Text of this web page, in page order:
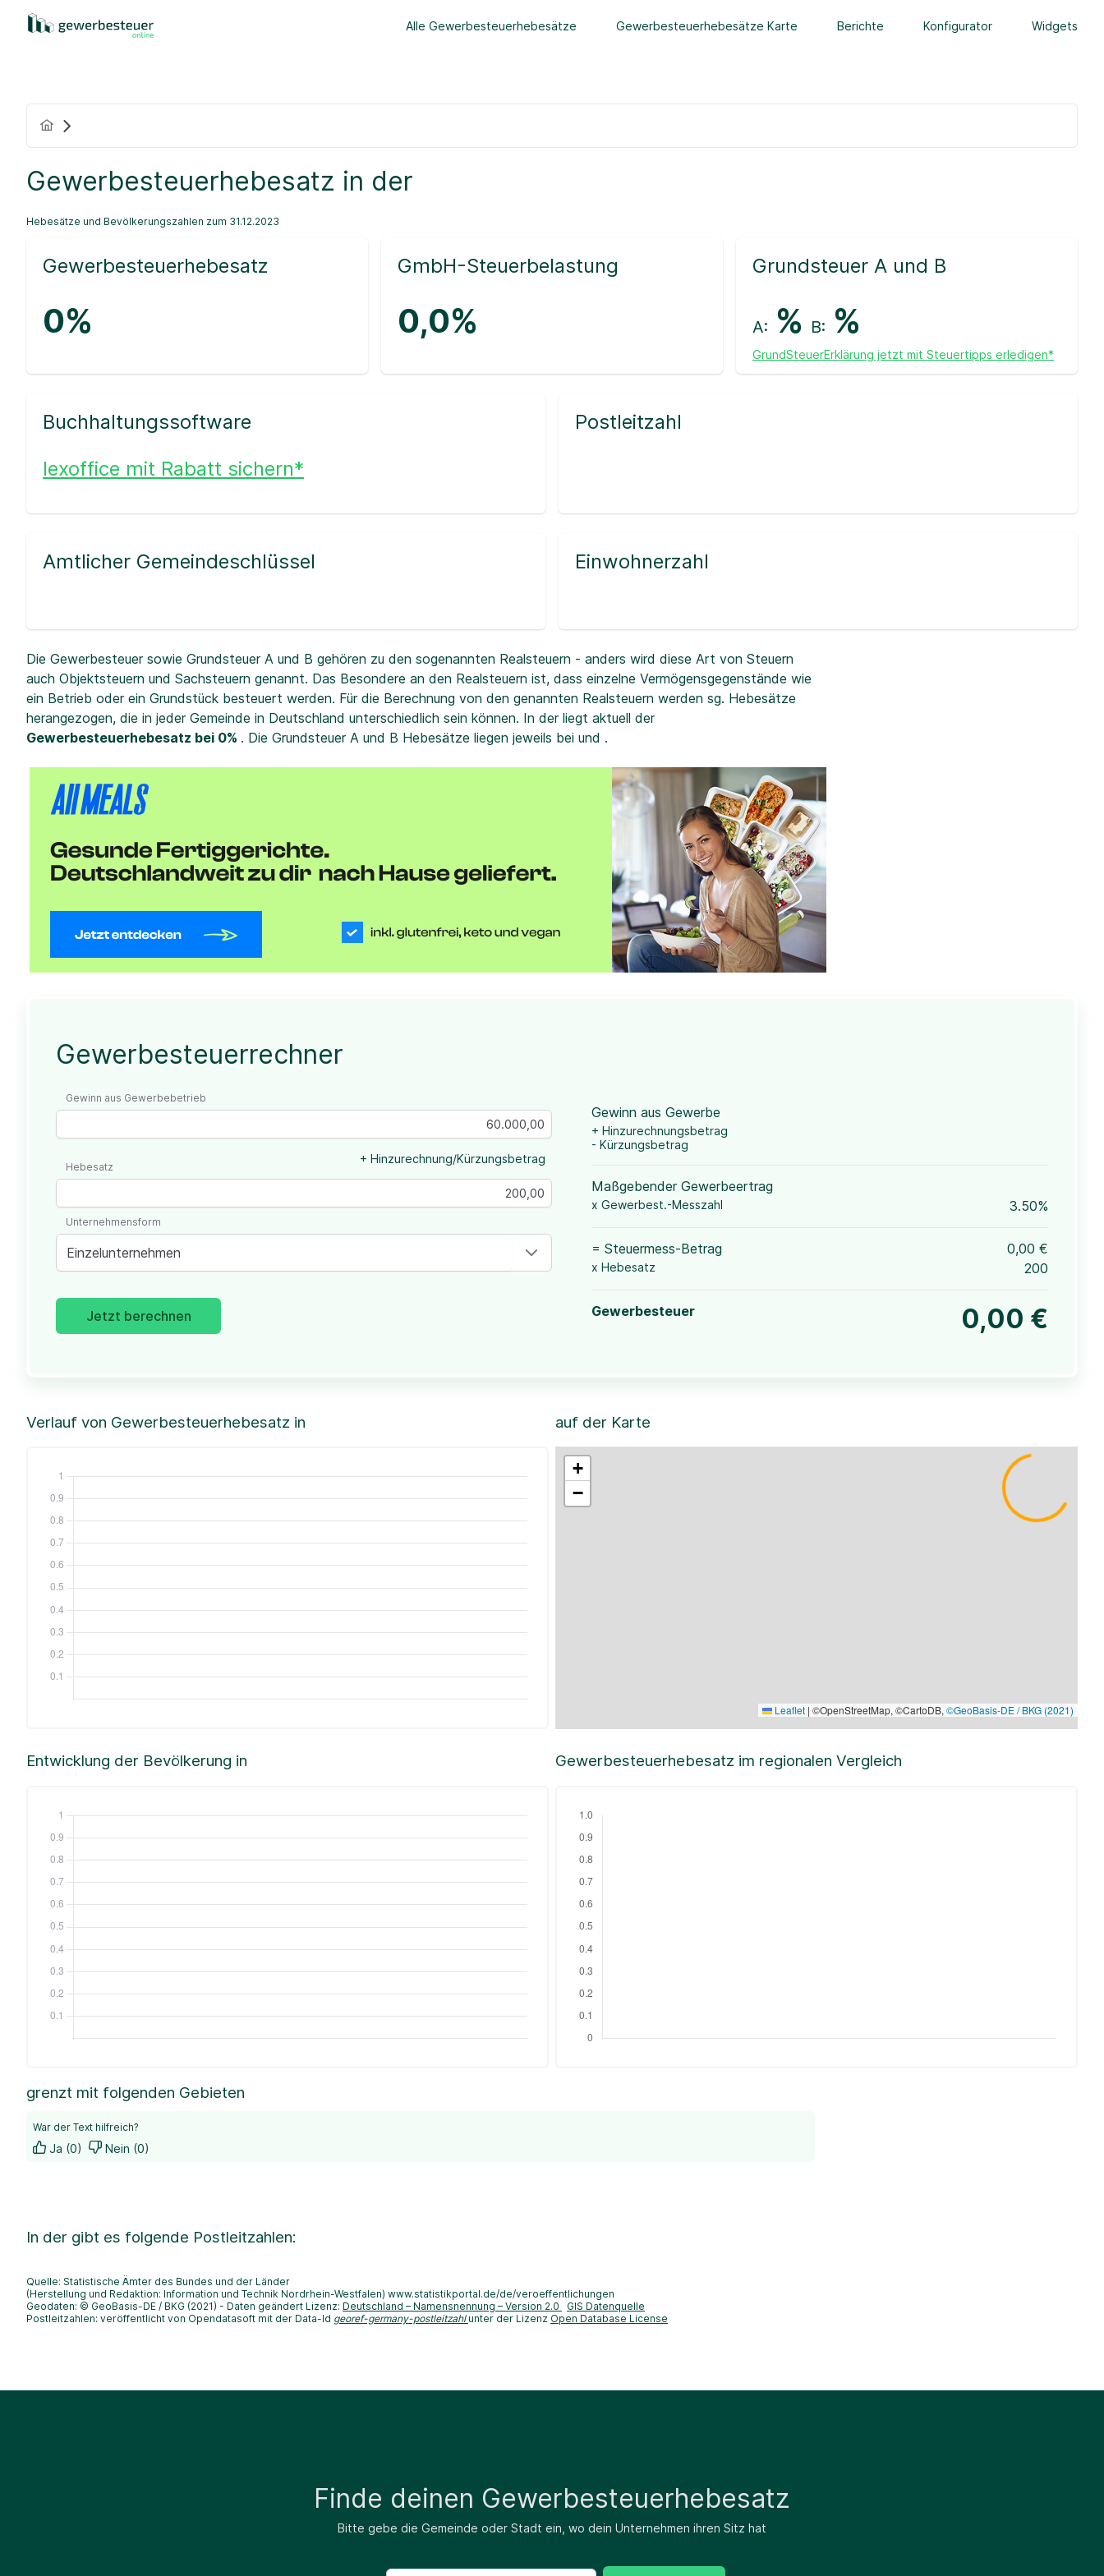
Alle Gewerbesteuerhebesätze Gewerbesteuerhebesätze Karte Berichte Konfigurator Widgets
Gewerbesteuerhebesatz in der
Hebesätze und Bevölkerungszahlen zum 31.12.2023
Gewerbesteuerhebesatz
0%
GmbH-Steuerbelastung
0,0%
Grundsteuer A und B
A: % B: %
GrundSteuerErklärung jetzt mit Steuertipps erledigen*
Buchhaltungssoftware
lexoffice mit Rabatt sichern*
Postleitzahl
Amtlicher Gemeindeschlüssel Einwohnerzahl
Die Gewerbesteuer sowie Grundsteuer A und B gehören zu den sogenannten Realsteuern - anders wird diese Art von Steuern
auch Objektsteuern und Sachsteuern genannt. Das Besondere an den Realsteuern ist, dass einzelne Vermögensgegenstände wie
ein Betrieb oder ein Grundstück besteuert werden. Für die Berechnung von den genannten Realsteuern werden sg. Hebesätze
herangezogen, die in jeder Gemeinde in Deutschland unterschiedlich sein können. In der liegt aktuell der
Gewerbesteuerhebesatz bei 0% . Die Grundsteuer A und B Hebesätze liegen jeweils bei und .
Gewerbesteuerrechner
Gewinn aus Gewerbebetrieb
+ Hinzurechnung/Kürzungsbetrag
Hebesatz
Einzelunternehmen
Unternehmensform
Jetzt berechnen
Gewinn aus Gewerbe
+ Hinzurechnungsbetrag
- Kürzungsbetrag
Maßgebender Gewerbeertrag
x Gewerbest.-Messzahl 3.50%
= Steuermess-Betrag 0,00 €
x Hebesatz 200
Gewerbesteuer 0,00 €
Verlauf von Gewerbesteuerhebesatz in auf der Karte
+
−
Leaflet | ©OpenStreetMap, ©CartoDB, ©GeoBasis-DE / BKG (2021)
Entwicklung der Bevölkerung in Gewerbesteuerhebesatz im regionalen Vergleich
grenzt mit folgenden Gebieten
War der Text hilfreich?
Ja (0) Nein (0)
In der gibt es folgende Postleitzahlen:
Quelle: Statistische Ämter des Bundes und der Länder
(Herstellung und Redaktion: Information und Technik Nordrhein-Westfalen) www.statistikportal.de/de/veroeffentlichungen
Geodaten: © GeoBasis-DE / BKG (2021) - Daten geändert Lizenz: Deutschland – Namensnennung – Version 2.0
GIS Datenquelle
Postleitzahlen: veröffentlicht von Opendatasoft mit der Data-Id georef-germany-postleitzahl unter der Lizenz Open Database License
Finde deinen Gewerbesteuerhebesatz
Bitte gebe die Gemeinde oder Stadt ein, wo dein Unternehmen ihren Sitz hat